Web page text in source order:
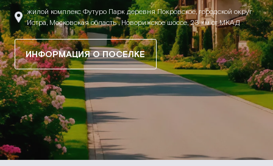
жилой комплекс Футуро Парк деревня Покровское, городской округ
Истра, Московская область , Новорижское шоссе, 23 км от МКАД
ИНФОРМАЦИЯ О ПОСЕЛКЕ